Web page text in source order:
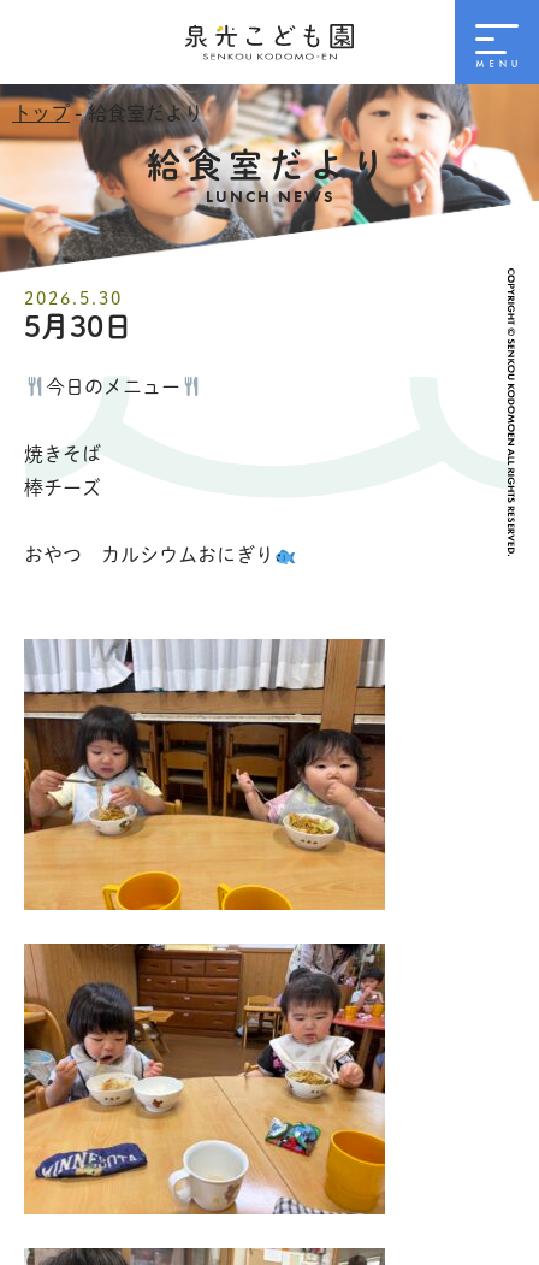
トップ- 給食室だより
給食室だより
LUNCH NEWS
2026.5.30
5月30日
今日のメニュー
焼きそば
棒チーズ
おやつ カルシウムおにぎり